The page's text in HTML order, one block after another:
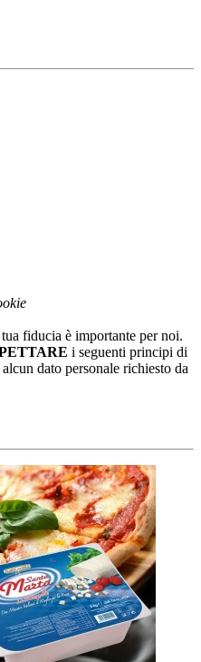
fiducia è importante per noi.
i seguenti principi di
dato personale richiesto da